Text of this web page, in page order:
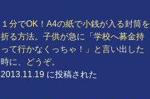
１分でOK！A4の紙で小銭が入る封筒を
折る方法。子供が急に「学校へ募金持
って行かなくっちゃ！」と言い出した
時に、どうぞ。
2013.11.19 に投稿された